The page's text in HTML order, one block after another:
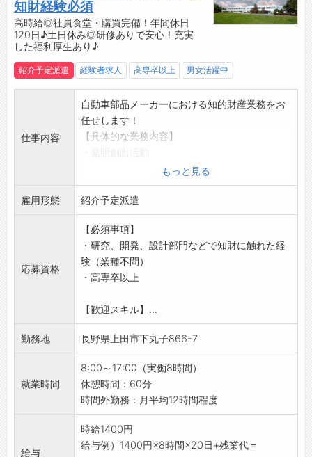
【企業について】
◇ノベルティグッズや各種ギフト商品を取り扱
う卸売企業です。
◆「感謝の気持ちを伝えること」を軸に、受け
取った方の心に残るギフトを追求。
とを何より大切にしています。
◆地元密着ならではのフットワークの軽さを活
かし、納得いただけるまでしっかりとヒアリン
◇一人ひとりの個性や強みを活かせる、風通し
の良い職場です♪
働き方改革を推進しています。
【こんな方にオススメ♪】
◇人の話を聞くことが好きな方
◆お客様の笑顔にやりがいを感じられる方
が得意な方
◆社内外と連携し、スムーズに仕事を進められ
る方
◇成長意欲があり、仕事とプライベートの両立
を大切にしたい方
◆前向きに挑戦し、自ら考えて行動できる方
◇仲間やお客様と共に成長していきたい方
☆
◆給与前払い制度あり！
知財経験必須
高時給◎社員食堂・購買完備！年間休日
120日♪土日休み◎研修ありで安心！充実
した福利厚生あり♪
紹介予定派遣 経験者求人 高専卒以上 男女活躍中
仕事内容
自動車部品メーカーにおける知的財産業務をお
任せします！
【具体的な業務内容】
・特許出願、中間処理
・弁理士との連携、窓口業務
・特許の維持管理
・社内向け知財教育・啓蒙活動 など
開発部門と連携し、自社技術の特許取得および
他社特許リスクの回避を担います。
先行技術調査や出願方針の検討、請求項の策定
す。
特許データベースの更新や回避策の助言など、
実務を通じて事業に貢献できます。
■充実の教育体制（階層別・職種別研修、OFF-
JT、OJT）あり！
・業界未経験の方でも、基礎から段階的にスキ
ルを習得できる安心の教育体制を整えていま
す。
もっと見る
雇用形態 紹介予定派遣
応募資格
【必須事項】
・研究、開発、設計部門などで知財に触れた経
験（業種不問）
・高専卒以上
【歓迎スキル】...
勤務地 長野県上田市下丸子866-7
就業時間
8:00～17:00（実働8時間）
休憩時間：60分
時間外勤務：月平均12時間程度
給与
時給1400円
給与例）1400円×8時間×20日+残業代＝